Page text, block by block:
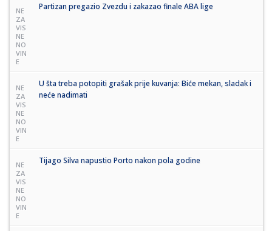
NE
ZA
VIS
NE
NO
VIN
E
Partizan pregazio Zvezdu i zakazao finale ABA lige
NE
ZA
VIS
NE
NO
VIN
E
U šta treba potopiti grašak prije kuvanja: Biće mekan, sladak i
neće nadimati
NE
ZA
VIS
NE
NO
VIN
E
Tijago Silva napustio Porto nakon pola godine